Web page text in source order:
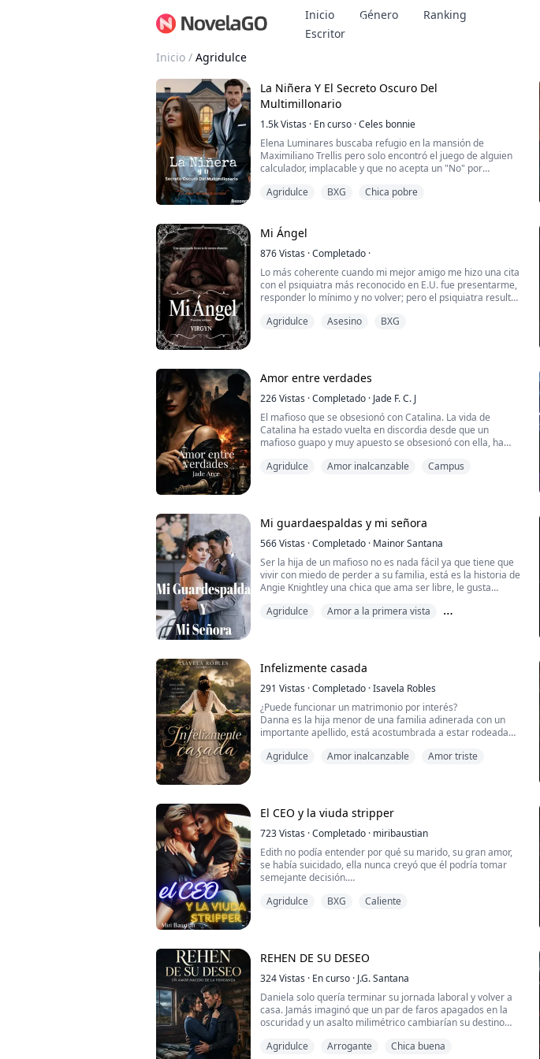
Inicio Género
Ranking
Escritor
Bonus
Inicio / Agridulce
La Niñera Y El Secreto Oscuro Del
Multimillonario
1.5kVistas · En curso ·Celes bonnie
Elena Luminares buscaba refugio en la mansión de
Maximiliano Trellis pero solo encontró el juego de alguien
calculador, implacable y que no acepta un "No" por
los dos, la tensión crece con cada mirada y cada
cree que puede usar la sedu...
Agridulce BXG Chica pobre
Mi Ángel
876Vistas ·Completado ·
Lo más coherente cuando mi mejor amigo me hizo una cita
con el psiquiatra más reconocido en E.U. fue presentarme,
responder lo mínimo y no volver; pero el psiquiatra resultó
resulté ser demasiado curiosa para mi propio bien.
toqué sup...
Agridulce Asesino BXG
Amor entre verdades
226Vistas ·Completado · Jade F. C. J
El mafioso que se obsesionó con Catalina. La vida de
Catalina ha estado vuelta en discordia desde que un
mafioso guapo y muy apuesto se obsesionó con ella, ha
Catalina ahora está enamorada profundamente de
Agridulce Amor inalcanzable Campus
Mi guardaespaldas y mi señora
566Vistas ·Completado · Mainor Santana
Ser la hija de un mafioso no es nada fácil ya que tiene que
vivir con miedo de perder a su familia, está es la historia de
Angie Knightley una chica que ama ser libre, le gusta
con quién se debe.
desde niña fue una vida comú...
Agridulce
Amor a la primera vista
Infelizmente casada
291 Vistas ·Completado ·Isavela Robles
¿Puede funcionar un matrimonio por interés?
Danna es la hija menor de una familia adinerada con un
importante apellido, está acostumbrada a estar rodeada
momento donde se entera que le han robado a su padre el
Agridulce Amor inalcanzable Amor triste
El CEO y la viuda stripper
723Vistas ·Completado · miribaustian
Edith no podía entender por qué su marido, su gran amor,
se había suicidado, ella nunca creyó que él podría tomar
semejante decisión.
no tenía cómo cubrir y no quería despojar a su hijo de la
Agridulce BXG Caliente
REHEN DE SU DESEO
324Vistas · En curso · J.G. Santana
Daniela solo quería terminar su jornada laboral y volver a
casa. Jamás imaginó que un par de faros apagados en la
oscuridad y un asalto milimétrico cambiarían su destino
convierte en la pieza central de un tablero de ajedrez
Agridulce Arrogante Chica buena